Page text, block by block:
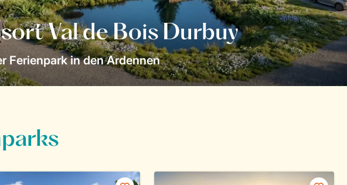
Val de Bois Durbuy
Ferienpark in den Ardennen